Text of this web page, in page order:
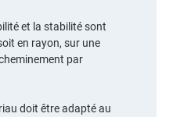
et la stabilité sont
en rayon, sur une
par
doit être adapté au